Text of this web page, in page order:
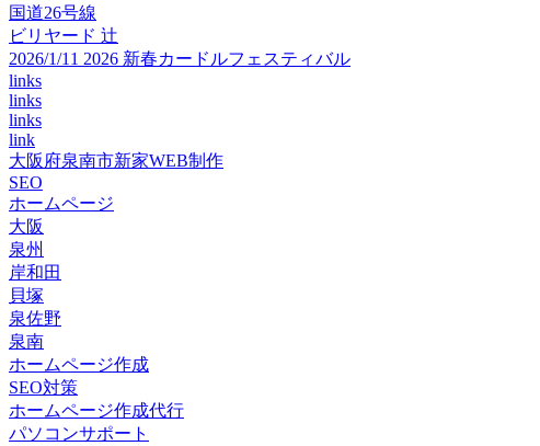
国道26号線
ビリヤード 辻
2026/1/11 2026 新春カードルフェスティバル
links
links
links
link
大阪府泉南市新家WEB制作
SEO
ホームページ
大阪
泉州
岸和田
貝塚
泉佐野
泉南
ホームページ作成
SEO対策
ホームページ作成代行
パソコンサポート